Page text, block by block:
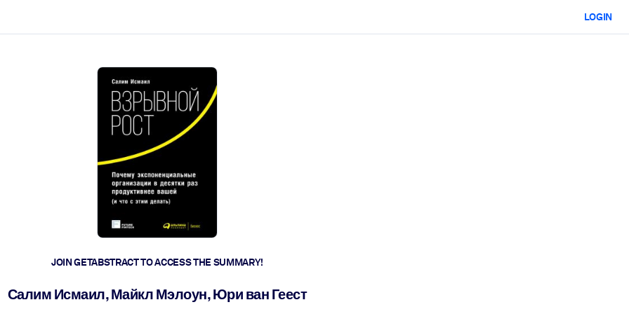
LOGIN
JOIN GETABSTRACT TO ACCESS THE SUMMARY!
Салим Исмаил, Майкл Мэлоун, Юри ван Геест